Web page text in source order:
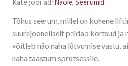
Kategooriad: Näole, Seerumid
Tõhus seerum, millel on kohene
suurejooneliselt peidab kortsud ja
võitleb näo naha lõtvumise vastu,
naha taastumisprotsessile.